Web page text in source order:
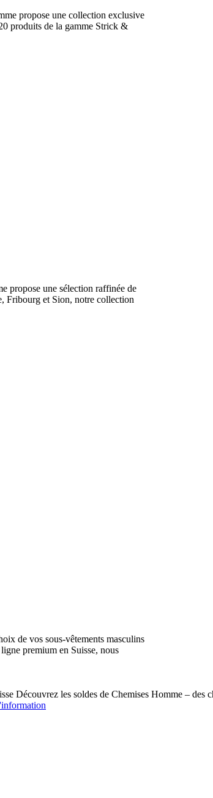
propose une collection exclusive
produits de la gamme Strick &
propose une sélection raffinée de
Fribourg et Sion, notre collection
de vos sous-vêtements masculins
premium en Suisse, nous
Découvrez les soldes de Chemises Homme –